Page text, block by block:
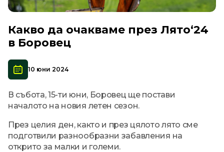
Какво да очакваме през Лято‘24
в Боровец
10 юни 2024
В събота, 15-ти юни, Боровец ще постави
началото на новия летен сезон.
През целия ден, както и през цялото лято сме
подготвили разнообразни забавления на
открито за малки и големи.